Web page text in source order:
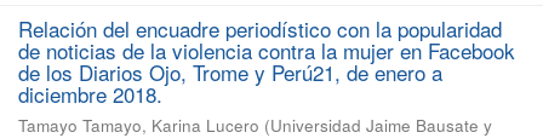
Relación del encuadre periodístico con la popularidad
de noticias de la violencia contra la mujer en Facebook
de los Diarios Ojo, Trome y Perú21, de enero a
diciembre 2018.
Tamayo Tamayo, Karina Lucero (Universidad Jaime Bausate y